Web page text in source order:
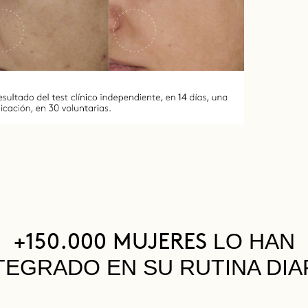
+150.000 MUJERES LO HAN
EN SU RUTINA